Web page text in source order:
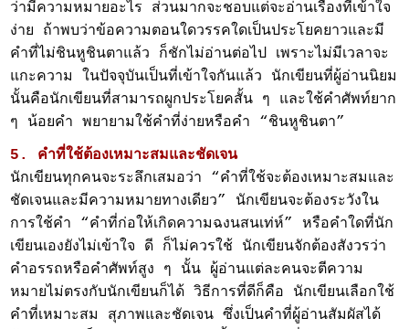
ว่ามีความหมายอะไร ส่วนมากจะชอบแต่จะอ่านเรื่องที่เข้าใจ
ง่าย ถ้าพบว่าข้อความตอนใดวรรคใดเป็นประโยคยาวและมี
คำที่ไม่ชินหูชินตาแล้ว ก็ชักไม่อ่านต่อไป เพราะไม่มีเวลาจะ
แกะความ ในปัจจุบันเป็นที่เข้าใจกันแล้ว นักเขียนที่ผู้อ่านนิยม
นั้นคือนักเขียนที่สามารถผูกประโยคสั้น ๆ และใช้คำศัพท์ยาก
ๆ น้อยคำ พยายามใช้คำที่ง่ายหรือคำ “ชินหูชินตา”
5. คำที่ใช้ต้องเหมาะสมและชัดเจน
นักเขียนทุกคนจะระลึกเสมอว่า “คำที่ใช้จะต้องเหมาะสมและ
ชัดเจนและมีความหมายทางเดียว” นักเขียนจะต้องระวังใน
การใช้คำ “คำที่ก่อให้เกิดความฉงนสนเท่ห์” หรือคำใดที่นัก
เขียนเองยังไม่เข้าใจ ดี ก็ไม่ควรใช้ นักเขียนจักต้องสังวรว่า
คำอรรถหรือคำศัพท์สูง ๆ นั้น ผู้อ่านแต่ละคนจะตีความ
หมายไม่ตรงกับนักเขียนก็ได้ วิธีการที่ดีก็คือ นักเขียนเลือกใช้
คำที่เหมาะสม สุภาพและชัดเจน ซึ่งเป็นคำที่ผู้อ่านสัมผัสได้